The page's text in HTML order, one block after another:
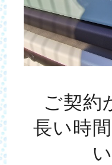
ご契約
長い時